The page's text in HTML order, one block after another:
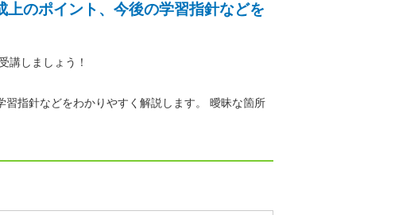
上のポイント、今後の学習指針などを
講しましょう！
指針などをわかりやすく解説します。 曖昧な箇所